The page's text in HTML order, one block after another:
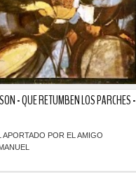
- QUE RETUMBEN LOS PARCHES -
APORTADO POR EL AMIGO